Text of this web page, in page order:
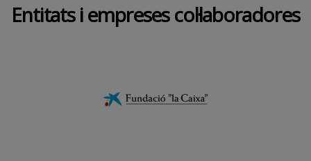
Entitats i empreses col·laboradores